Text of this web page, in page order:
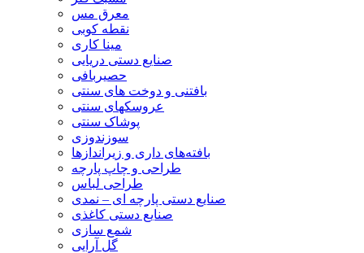
معرق مس
نقطه کوبی
مینا کاری
صنایع دستی دریایی
حصیربافی
بافتنی‌ و دوخت های سنتی
عروسکهای سنتی
پوشاک سنتی
سوزندوزی
بافته‌های داری و زیراندازها
طراحی و چاپ پارچه
طراحی لباس
صنایع دستی پارچه ای – نمدی
صنایع دستی کاغذی
شمع سازی
گل آرایی